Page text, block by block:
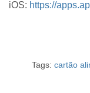
iOS: https://
Tags: cartão